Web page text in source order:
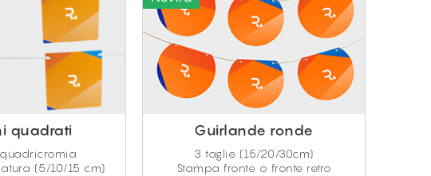
quadrati
(5/10/15 cm)
Guirlande ronde
3 taglie (15/20/30cm)
Stampa fronte o fronte retro